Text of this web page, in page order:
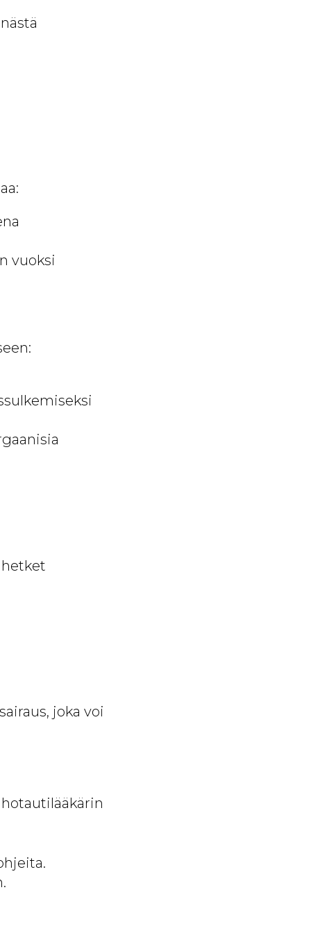
vuoksi
joka voi